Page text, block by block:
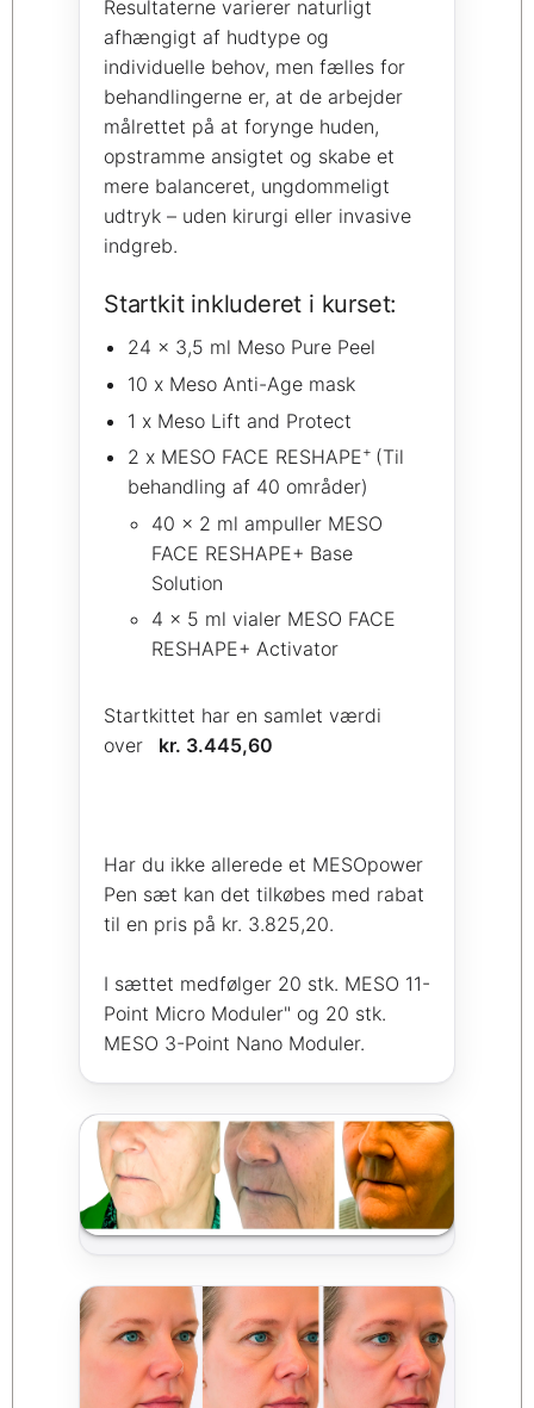
Resultaterne varierer naturligt
afhængigt af hudtype og
individuelle behov, men fælles for
behandlingerne er, at de arbejder
målrettet på at forynge huden,
opstramme ansigtet og skabe et
mere balanceret, ungdommeligt
udtryk – uden kirurgi eller invasive
indgreb.
Startkit inkluderet i kurset:
24 x 3,5 ml Meso Pure Peel
10 x Meso Anti-Age mask
1 x Meso Lift and Protect
2 x MESO FACE RESHAPE+ (Til
behandling af 40 områder)
40 x 2 ml ampuller MESO
FACE RESHAPE+ Base
Solution
4 x 5 ml vialer MESO FACE
RESHAPE+ Activator
Startkittet har en samlet værdi
over
kr. 3.445,60
Har du ikke allerede et MESOpower
Pen sæt kan det tilkøbes med rabat
til en pris på kr. 3.825,20.
I sættet medfølger 20 stk. MESO 11-
Point Micro Moduler" og 20 stk.
MESO 3-Point Nano Moduler.